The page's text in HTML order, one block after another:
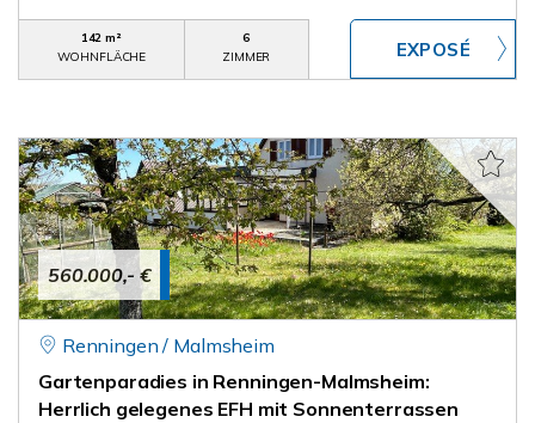
142 m²
WOHNFLÄCHE
6
ZIMMER
560.000,- €
Renningen / Malmsheim
Gartenparadies in Renningen-Malmsheim:
Herrlich gelegenes EFH mit Sonnenterrassen